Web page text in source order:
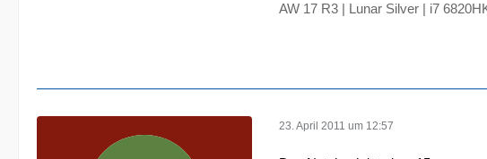
AW 17 R3 | Lunar Silver | i7
23. April 2011 um 12:57